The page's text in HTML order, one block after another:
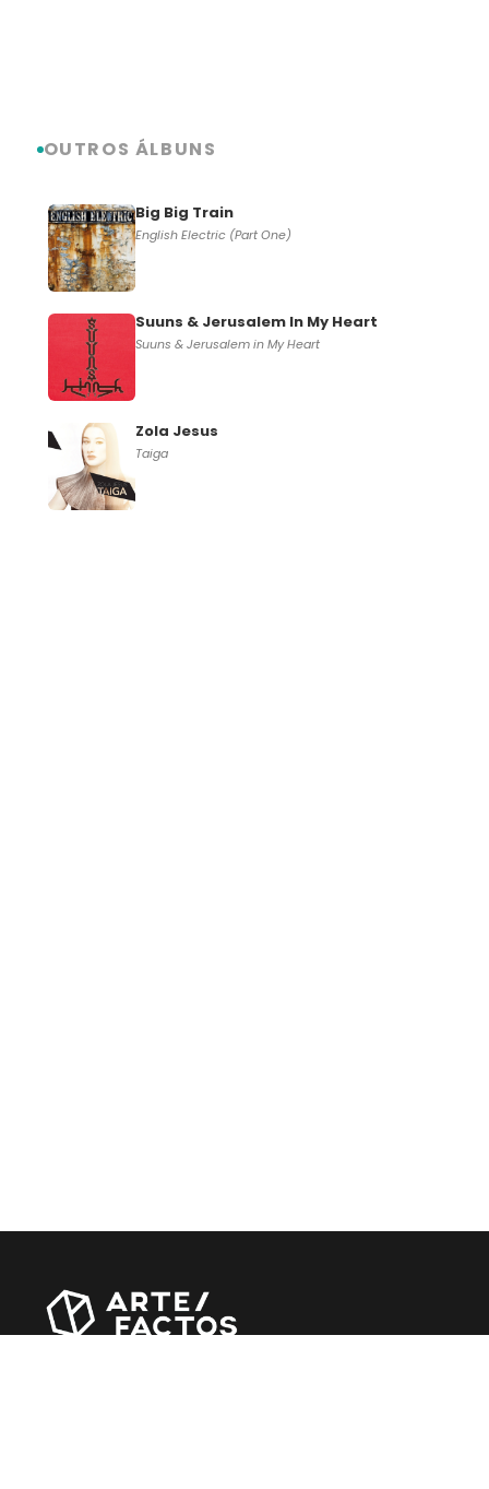
OUTROS ÁLBUNS
Big Big Train
English Electric (Part One)
Suuns & Jerusalem In My Heart
Suuns & Jerusalem in My Heart
Zola Jesus
Taiga